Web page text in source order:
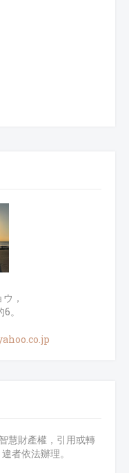
，
。
慧財產權，引用或轉
者依法辦理。